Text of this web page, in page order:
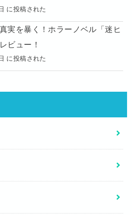
に投稿された
実を暴く！ホラーノベル「迷ヒ
ビュー！
に投稿された